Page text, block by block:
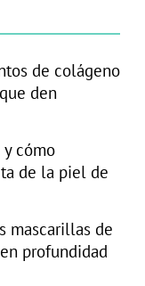
de colágeno
den
cómo
de la piel de
mascarillas de
profundidad